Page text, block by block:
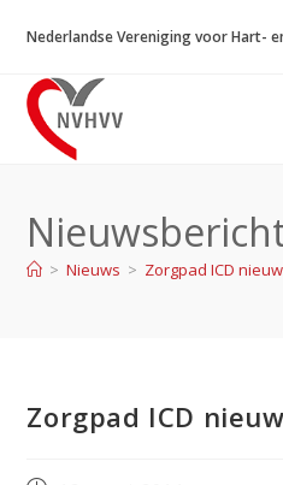
naar
inhoud
Nederlandse Vereniging voor Hart-
> Nieuws > Zorgpad ICD nieuw
Zorgpad ICD